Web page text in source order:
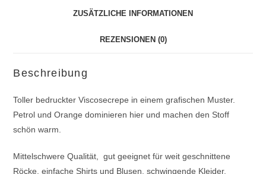
ZUSÄTZLICHE INFORMATIONEN
REZENSIONEN (0)
Beschreibung
Toller bedruckter Viscosecrepe in einem grafischen Muster.
Petrol und Orange dominieren hier und machen den Stoff
schön warm.
Mittelschwere Qualität, gut geeignet für weit geschnittene
Röcke, einfache Shirts und Blusen, schwingende Kleider.